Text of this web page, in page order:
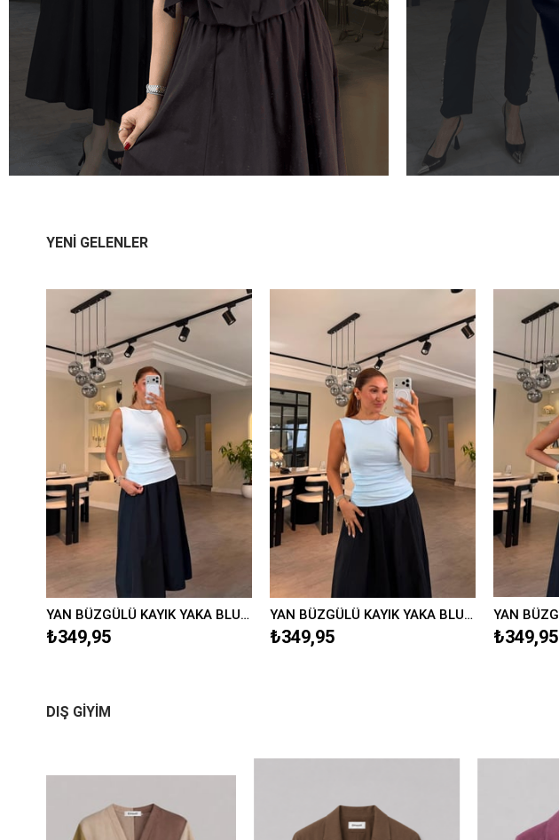
YENİ GELENLER
YAN BÜZGÜLÜ KAYIK YAKA BLUZ/597
₺349,95
YAN BÜZGÜLÜ KAYIK YAKA BLUZ/597
₺349,95 ₺349,95
DIŞ GİYİM